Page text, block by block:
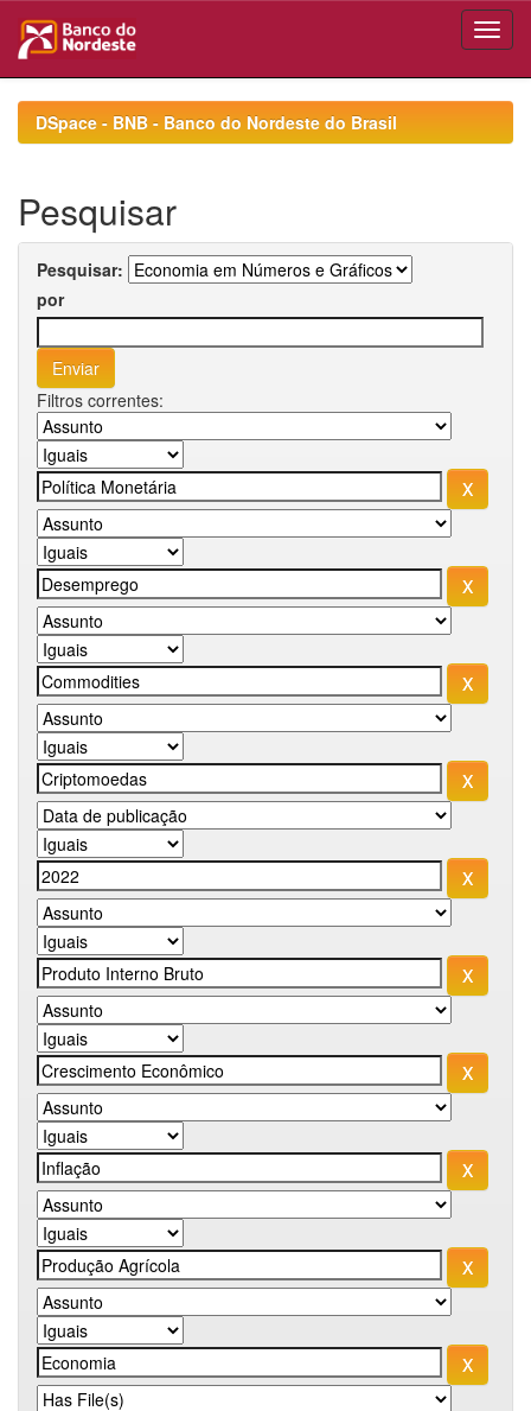
navigationDSpace - BNB - Banco do Nordeste do Brasil
Pesquisar
Pesquisar:
por
Filtros correntes: